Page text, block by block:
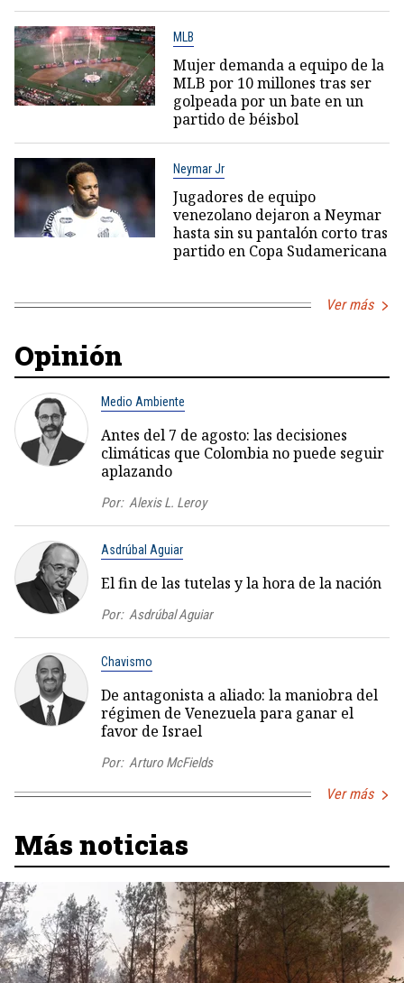
MLB
Mujer demanda a equipo de la
MLB por 10 millones tras ser
golpeada por un bate en un
partido de béisbol
Neymar Jr
Jugadores de equipo
venezolano dejaron a Neymar
hasta sin su pantalón corto tras
partido en Copa Sudamericana
Ver más
Opinión
Medio Ambiente
Antes del 7 de agosto: las decisiones
climáticas que Colombia no puede seguir
aplazando
Por: Alexis L. Leroy
Asdrúbal Aguiar
El fin de las tutelas y la hora de la nación
Por: Asdrúbal Aguiar
Chavismo
De antagonista a aliado: la maniobra del
régimen de Venezuela para ganar el
favor de Israel
Por: Arturo McFields
Ver más
Más noticias